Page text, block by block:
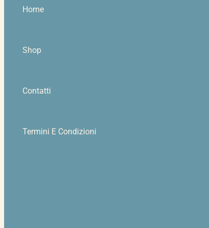
Home
Shop
Contatti
Termini E Condizioni